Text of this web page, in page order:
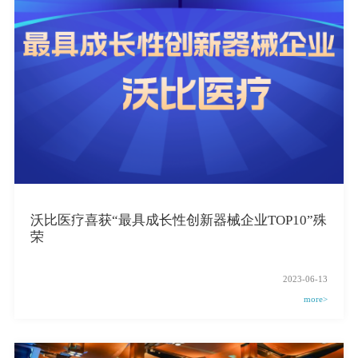
沃比医疗喜获“最具成长性创新器械企业TOP10”殊
荣
2023-06-13
more>